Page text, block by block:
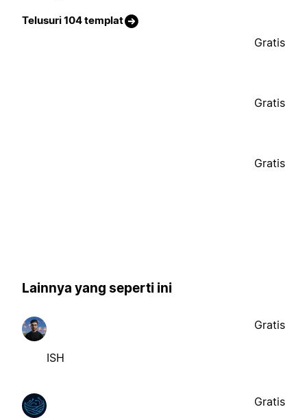
Telusuri 104 templat
Gratis
Gratis
Gratis
Lainnya yang seperti ini
ISH
Gratis
Gratis